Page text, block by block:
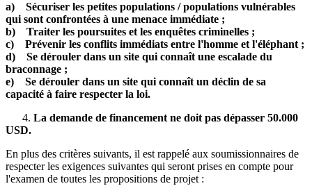
a) Sécuriser les petites populations / populations vulnérables
qui sont confrontées à une menace immédiate ;
b) Traiter les poursuites et les enquêtes criminelles ;
c) Prévenir les conflits immédiats entre l'homme et l'éléphant ;
d) Se dérouler dans un site qui connaît une escalade du
braconnage ;
e) Se dérouler dans un site qui connaît un déclin de sa
capacité à faire respecter la loi.
4. La demande de financement ne doit pas dépasser 50.000
USD.
En plus des critères suivants, il est rappelé aux soumissionnaires de
respecter les exigences suivantes qui seront prises en compte pour
l'examen de toutes les propositions de projet :